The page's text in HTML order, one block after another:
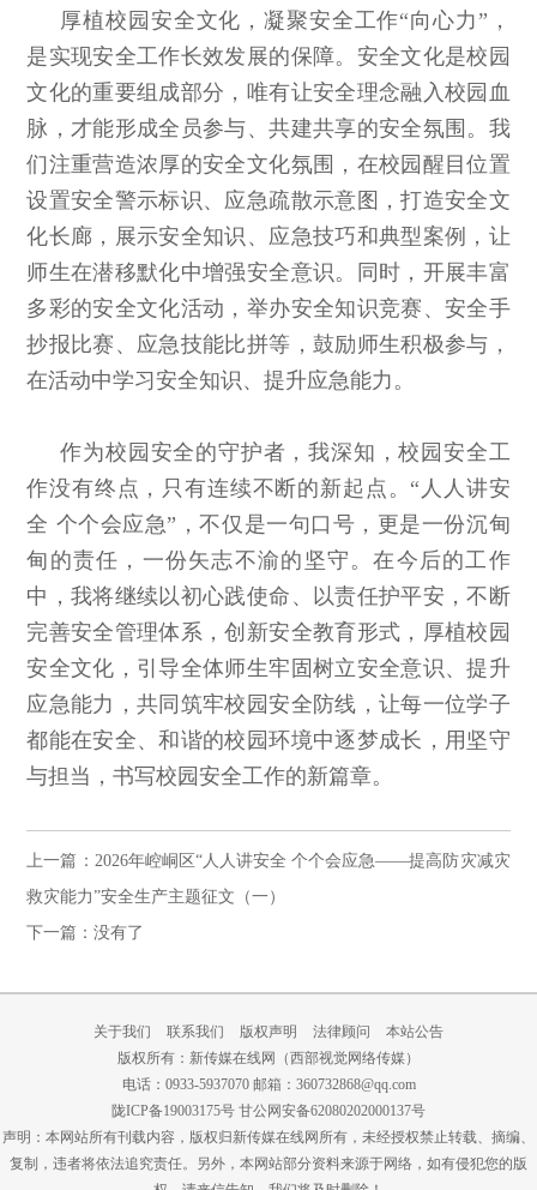
厚植校园安全文化，凝聚安全工作“向心力”，
是实现安全工作长效发展的保障。安全文化是校园
文化的重要组成部分，唯有让安全理念融入校园血
脉，才能形成全员参与、共建共享的安全氛围。我
们注重营造浓厚的安全文化氛围，在校园醒目位置
设置安全警示标识、应急疏散示意图，打造安全文
化长廊，展示安全知识、应急技巧和典型案例，让
师生在潜移默化中增强安全意识。同时，开展丰富
多彩的安全文化活动，举办安全知识竞赛、安全手
抄报比赛、应急技能比拼等，鼓励师生积极参与，
在活动中学习安全知识、提升应急能力。
作为校园安全的守护者，我深知，校园安全工
作没有终点，只有连续不断的新起点。“人人讲安
全 个个会应急”，不仅是一句口号，更是一份沉甸
甸的责任，一份矢志不渝的坚守。在今后的工作
中，我将继续以初心践使命、以责任护平安，不断
完善安全管理体系，创新安全教育形式，厚植校园
安全文化，引导全体师生牢固树立安全意识、提升
应急能力，共同筑牢校园安全防线，让每一位学子
都能在安全、和谐的校园环境中逐梦成长，用坚守
与担当，书写校园安全工作的新篇章。
上一篇：2026年崆峒区“人人讲安全 个个会应急——提高防灾减灾
救灾能力”安全生产主题征文（一）
下一篇：没有了
关于我们 联系我们 版权声明 法律顾问
本站公告
版权所有：新传媒在线网（西部视觉网络传媒）
电话：0933-5937070 邮箱：360732868@qq.com
陇ICP备19003175号 甘公网安备62080202000137号
声明：本网站所有刊载内容，版权归新传媒在线网所有，未经授权禁止转载、摘编、
复制，违者将依法追究责任。另外，本网站部分资料来源于网络，如有侵犯您的版